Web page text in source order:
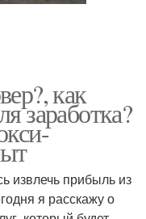
как
заработка?
извлечь прибыль из
я расскажу о